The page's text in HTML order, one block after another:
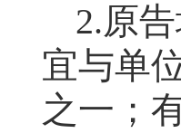
2.原告
宜与单
之一；